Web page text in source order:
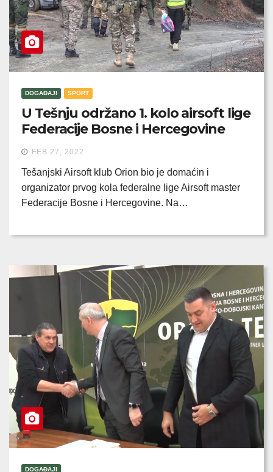
DOGAĐAJI SPORT
U Tešnju održano 1. kolo airsoft lige
Federacije Bosne i Hercegovine
FEB 27, 2022
Tešanjski Airsoft klub Orion bio je domaćin i
organizator prvog kola federalne lige Airsoft master
Federacije Bosne i Hercegovine. Na…
DOGAĐAJI